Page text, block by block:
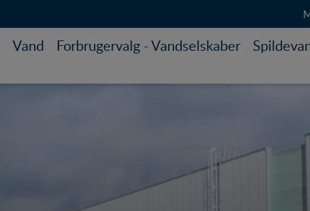
Vand Forbrugervalg - Vandselskaber